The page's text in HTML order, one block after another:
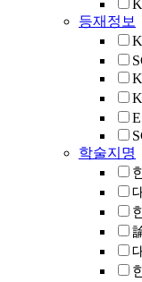
등재정보
학술지명